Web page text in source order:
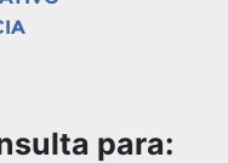
para: